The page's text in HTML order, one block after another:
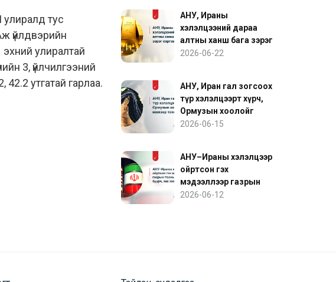
тус
үйлдвэрийн
улиралтай
3, үйлчилгээний
утгатай гарлаа.
АНУ, Ираны
хэлэлцээний дараа
алтны ханш бага зэрэг
сэргэв
2026-06-22
АНУ, Иран гал зогсоох
түр хэлэлцээрт хүрч,
Ормузын хоолойг
нээхээр тохиролцов
2026-06-15
АНУ–Ираны хэлэлцээр
ойртсон гэх
мэдээллээр газрын
тосны үнэ буурч, зах
2026-06-12